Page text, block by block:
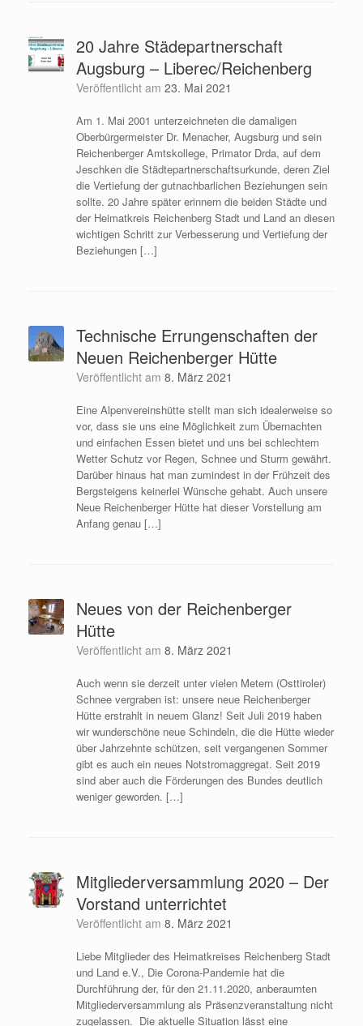
20 Jahre Städepartnerschaft
Augsburg – Liberec/Reichenberg
Veröffentlicht am 23. Mai 2021
Am 1. Mai 2001 unterzeichneten die damaligen
Oberbürgermeister Dr. Menacher, Augsburg und sein
Reichenberger Amtskollege, Primator Drda, auf dem
Jeschken die Städtepartnerschaftsurkunde, deren Ziel
die Vertiefung der gutnachbarlichen Beziehungen sein
sollte. 20 Jahre später erinnern die beiden Städte und
der Heimatkreis Reichenberg Stadt und Land an diesen
wichtigen Schritt zur Verbesserung und Vertiefung der
Beziehungen […]
Technische Errungenschaften der
Neuen Reichenberger Hütte
Veröffentlicht am 8. März 2021
Eine Alpenvereinshütte stellt man sich idealerweise so
vor, dass sie uns eine Möglichkeit zum Übernachten
und einfachen Essen bietet und uns bei schlechtem
Wetter Schutz vor Regen, Schnee und Sturm gewährt.
Darüber hinaus hat man zumindest in der Frühzeit des
Bergsteigens keinerlei Wünsche gehabt. Auch unsere
Neue Reichenberger Hütte hat dieser Vorstellung am
Anfang genau […]
Neues von der Reichenberger
Hütte
Veröffentlicht am 8. März 2021
Auch wenn sie derzeit unter vielen Metern (Osttiroler)
Schnee vergraben ist: unsere neue Reichenberger
Hütte erstrahlt in neuem Glanz! Seit Juli 2019 haben
wir wunderschöne neue Schindeln, die die Hütte wieder
über Jahrzehnte schützen, seit vergangenen Sommer
gibt es auch ein neues Notstromaggregat. Seit 2019
sind aber auch die Förderungen des Bundes deutlich
weniger geworden. […]
Mitgliederversammlung 2020 – Der
Vorstand unterrichtet
Veröffentlicht am 8. März 2021
Liebe Mitglieder des Heimatkreises Reichenberg Stadt
und Land e.V., Die Corona-Pandemie hat die
Durchführung der, für den 21.11.2020, anberaumten
Mitgliederversammlung als Präsenzveranstaltung nicht
zugelassen. Die aktuelle Situation lässt eine